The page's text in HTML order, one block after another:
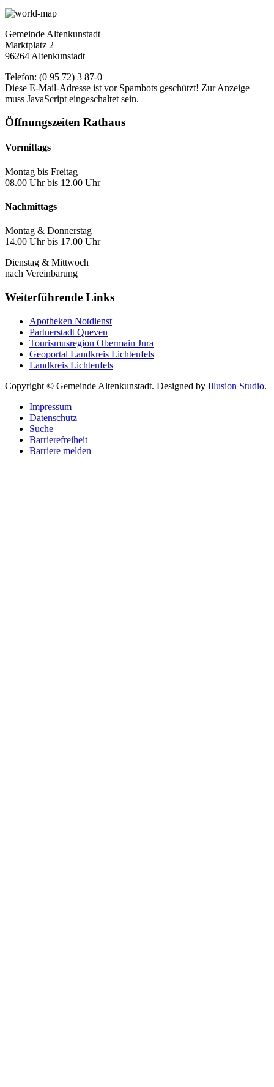
Gemeinde Altenkunstadt
Marktplatz 2
96264 Altenkunstadt
Telefon: (0 95 72) 3 87-0
Diese E-Mail-Adresse ist vor Spambots geschützt! Zur Anzeige
muss JavaScript eingeschaltet sein.
Öffnungszeiten Rathaus
Vormittags
Montag bis Freitag
08.00 Uhr bis 12.00 Uhr
Nachmittags
Montag & Donnerstag
14.00 Uhr bis 17.00 Uhr
Dienstag & Mittwoch
nach Vereinbarung
Weiterführende Links
Apotheken Notdienst
Partnerstadt Queven
Tourismusregion Obermain Jura
Geoportal Landkreis Lichtenfels
Landkreis Lichtenfels
Copyright © Gemeinde Altenkunstadt. Designed by Illusion Studio.
Impressum
Datenschutz
Suche
Barrierefreiheit
Barriere melden